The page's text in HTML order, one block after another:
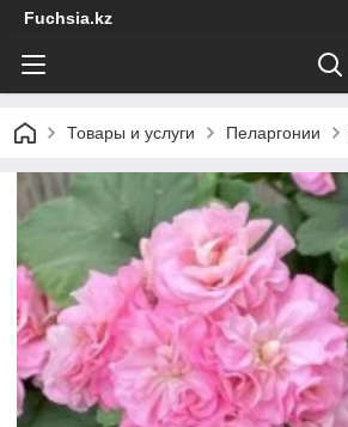
Fuchsia.kz
Товары и услуги Пеларгонии